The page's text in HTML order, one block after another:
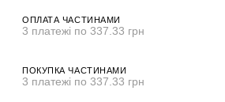
ОПЛАТА ЧАСТИНАМИ
3 платежі по 337.33 грн
ПОКУПКА ЧАСТИНАМИ
3 платежі по 337.33 грн